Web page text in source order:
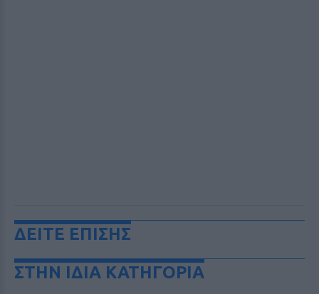
ΔΕΙΤΕ ΕΠΙΣΗΣ
ΣΤΗΝ ΙΔΙΑ ΚΑΤΗΓΟΡΙΑ